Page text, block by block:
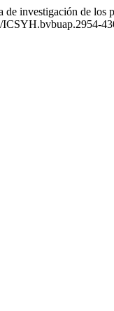
investigación de los